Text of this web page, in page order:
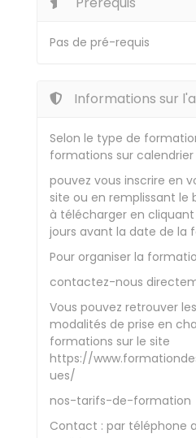
Pas de pré-requis
Informations sur
Selon le type de
formations sur calendrier
pouvez vous inscrire en
site ou en remplissant le
à télécharger en cliquant
jours avant la date de la
Pour organiser la
contactez-nous
Vous pouvez retrouver
modalités de prise en
formations sur le site
https://
ues/
nos-tarifs-de-formation
Contact : par téléphone